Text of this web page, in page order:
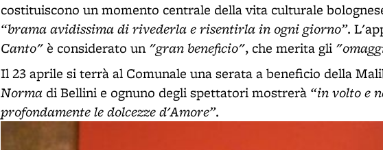
costituiscono un momento centrale della vita culturale
“brama avidissima di rivederla e risentirla in ogni giorno”.
Canto" è considerato un"gran beneficio", che merita gli
Il 23 aprile si terrà al Comunale una serata a beneficio della
Norma di Bellini e ognuno degli spettatori mostrerà “in volto e
profondamente le dolcezze d'Amore”.